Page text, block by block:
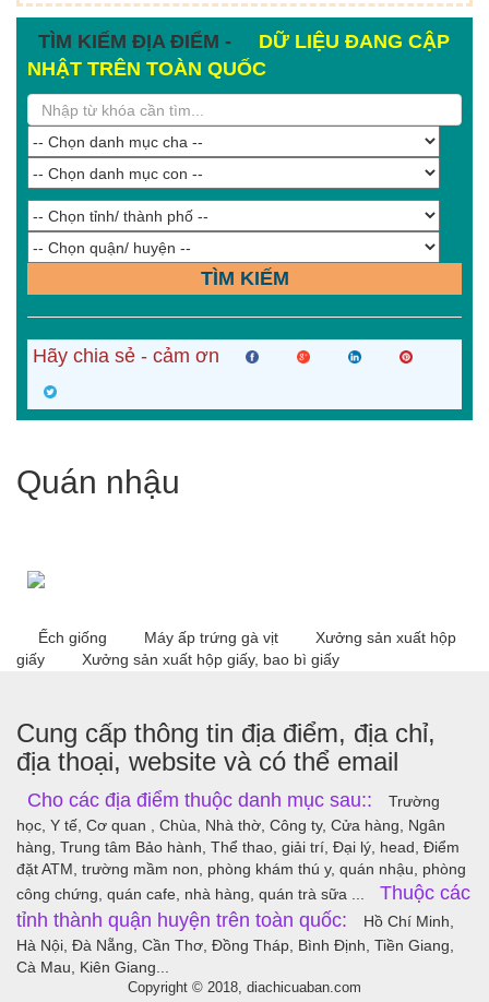
TÌM KIẾM ĐỊA ĐIỂM -
DỮ LIỆU ĐANG CẬP
NHẬT TRÊN TOÀN QUỐC
TÌM KIẾM
Hãy chia sẻ - cảm ơn
Quán nhậu
Ếch giống Máy ấp trứng gà vịt
Xưởng sản xuất hộp
giấy
Xưởng sản xuất hộp giấy, bao bì giấy
Cung cấp thông tin địa điểm, địa chỉ,
địa thoại, website và có thể email
Cho các địa điểm thuộc danh mục sau::
Trường
học, Y tế, Cơ quan , Chùa, Nhà thờ, Công ty, Cửa hàng, Ngân
hàng, Trung tâm Bảo hành, Thể thao, giải trí, Đại lý, head, Điểm
đặt ATM, trường mầm non, phòng khám thú y, quán nhậu, phòng
công chứng, quán cafe, nhà hàng, quán trà sữa ...
Thuộc các
tỉnh thành quận huyện trên toàn quốc:
Hồ Chí Minh,
Hà Nội, Đà Nẵng, Cần Thơ, Đồng Tháp, Bình Định, Tiền Giang,
Cà Mau, Kiên Giang...
Copyright © 2018, diachicuaban.com